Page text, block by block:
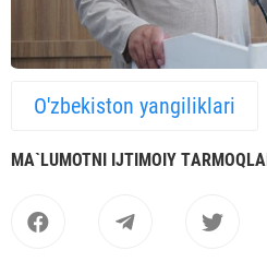
O'zbekiston yangiliklari
MА`LUMOTNI IJTIMOIY